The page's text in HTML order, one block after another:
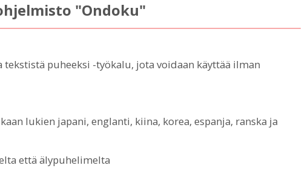
"Ondoku"
puheeksi -työkalu, jota voidaan käyttää ilman
lukien japani, englanti, kiina, korea, espanja, ranska ja
että älypuhelimelta